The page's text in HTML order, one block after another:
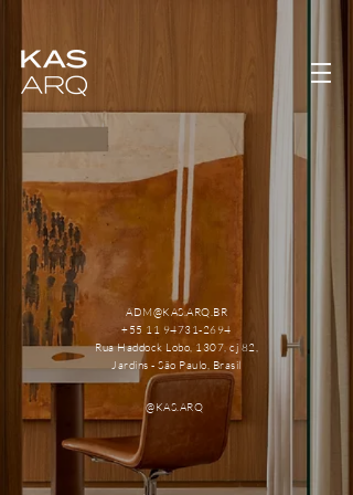
ADM@KAS.ARQ.BR
+55 11 94731-2694
Rua Haddock Lobo, 1307, cj 82,
Jardins - São Paulo, Brasil
@KAS.ARQ